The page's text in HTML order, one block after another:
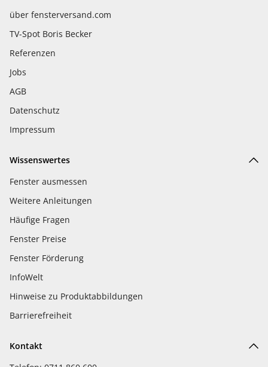
über fensterversand.com
TV-Spot Boris Becker
Referenzen
Jobs
AGB
Datenschutz
Impressum
Wissenswertes
Fenster ausmessen
Weitere Anleitungen
Häufige Fragen
Fenster Preise
Fenster Förderung
InfoWelt
Hinweise zu Produktabbildungen
Barrierefreiheit
Kontakt